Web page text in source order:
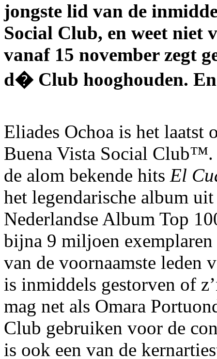
jongste lid van de
Social Club, en weet niet
vanaf 15 november zegt
d� Club hooghouden.
Eliades Ochoa is het
Buena Vista Social Club™.
de alom bekende hits El
het legendarische album
Nederlandse Album Top
bijna 9 miljoen
van de voornaamste leden
is inmiddels gestorven of
mag net als Omara
Club gebruiken voor de
is ook een van de